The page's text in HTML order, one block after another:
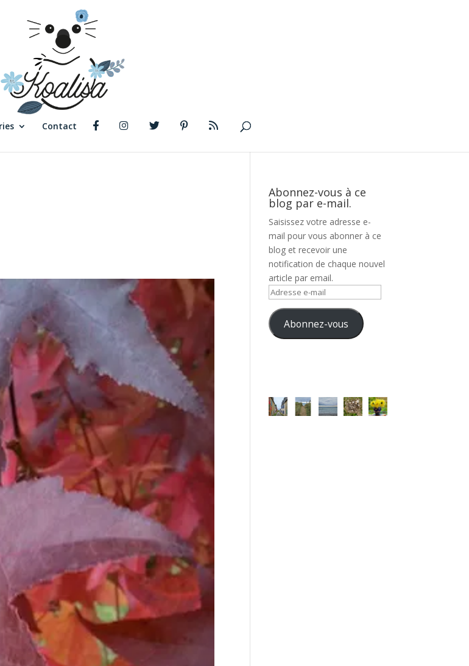
Contact
Abonnez-vous à ce
blog par e-mail.
Saisissez votre adresse e-
mail pour vous abonner à ce
blog et recevoir une
notification de chaque nouvel
article par email.
Adresse
mail Abonnez-vous